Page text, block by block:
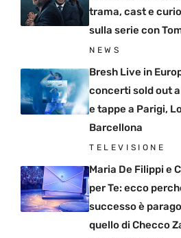
trama, cast e
sulla serie con
NEWS
Bresh Live in
concerti sold out
e tappe a Parigi,
Barcellona
TELEVISIONE
Maria De Filippi e
per Te: ecco
successo è
quello di Checco